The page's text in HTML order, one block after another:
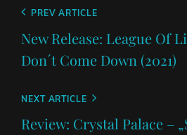
Beitragsnavigation
Previous
PREV ARTICLE
New Release: League Of
Don´t Come Down (2021)
Next
NEXT ARTICLE
Review: Crystal Palace –